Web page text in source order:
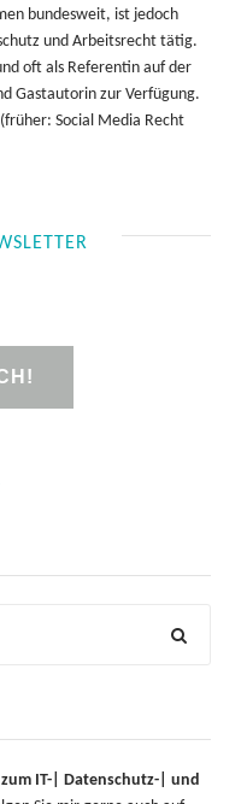
bundesweit, ist jedoch
und Arbeitsrecht tätig.
oft als Referentin auf der
Gastautorin zur Verfügung.
Social Media Recht
IT-| Datenschutz-| und